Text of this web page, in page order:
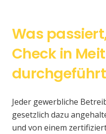
Was
Check in
Jeder gewerbliche
gesetzlich dazu
und von einem